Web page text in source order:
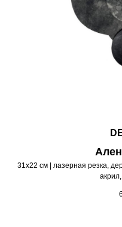
31х22 см | лазерная резка,